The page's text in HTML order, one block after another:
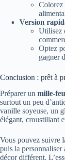
Colorez
Version
Utilisez
Optez
gagner
Conclusion : prêt à
Préparer un mille-
surtout un peu
vanille soyeuse, un
élégant, croustillant
Vous pouvez suivre
puis la personnaliser
décor différent.